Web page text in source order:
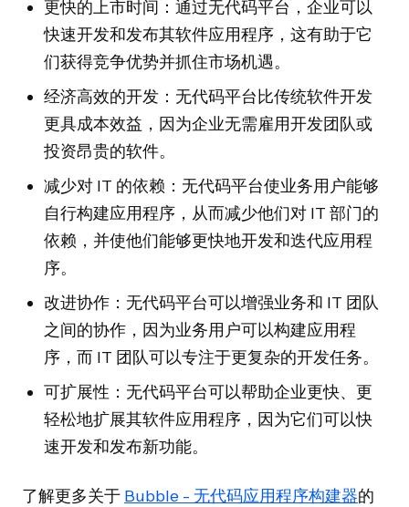
更快的上市时间：通过无代码平台，企业可以
快速开发和发布其软件应用程序，这有助于它
们获得竞争优势并抓住市场机遇。
经济高效的开发：无代码平台比传统软件开发
更具成本效益，因为企业无需雇用开发团队或
投资昂贵的软件。
减少对 IT 的依赖：无代码平台使业务用户能够
自行构建应用程序，从而减少他们对 IT 部门的
依赖，并使他们能够更快地开发和迭代应用程
序。
改进协作：无代码平台可以增强业务和 IT 团队
之间的协作，因为业务用户可以构建应用程
序，而 IT 团队可以专注于更复杂的开发任务。
可扩展性：无代码平台可以帮助企业更快、更
轻松地扩展其软件应用程序，因为它们可以快
速开发和发布新功能。
了解更多关于 Bubble - 无代码应用程序构建器的